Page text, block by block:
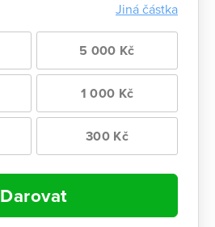
Jiná částka
5 000 Kč
1 000 Kč
300 Kč
Darovat